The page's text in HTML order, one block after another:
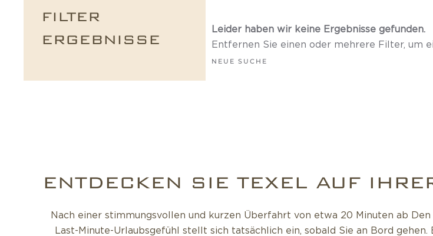
FILTER
ERGEBNISSE
Leider haben wir keine Ergebnisse gefunden.
Entfernen Sie einen oder mehrere Filter, um
NEUE SUCHE
ENTDECKEN SIE TEXEL AUF
Nach einer stimmungsvollen und kurzen Überfahrt von etwa 20 Minuten ab
Last-Minute-Urlaubsgefühl stellt sich tatsächlich ein, sobald Sie an Bord